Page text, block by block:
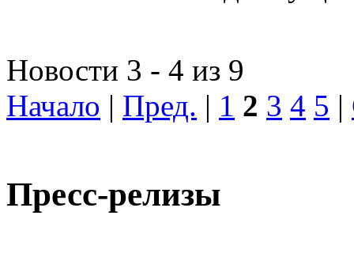
Новости 3 - 4 из 9
Начало | Пред. | 1 2 3 4 5 |
Пресс-релизы